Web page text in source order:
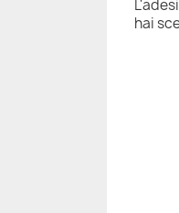
hai